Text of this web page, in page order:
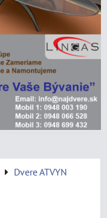
Dvere ATVYN